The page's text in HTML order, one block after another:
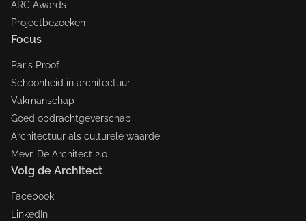
ARC Awards
Projectbezoeken
Focus
Paris Proof
Schoonheid in architectuur
Vakmanschap
Goed opdrachtgeverschap
Architectuur als culturele waarde
Mevr. De Architect 2.0
Volg de Architect
Facebook
LinkedIn